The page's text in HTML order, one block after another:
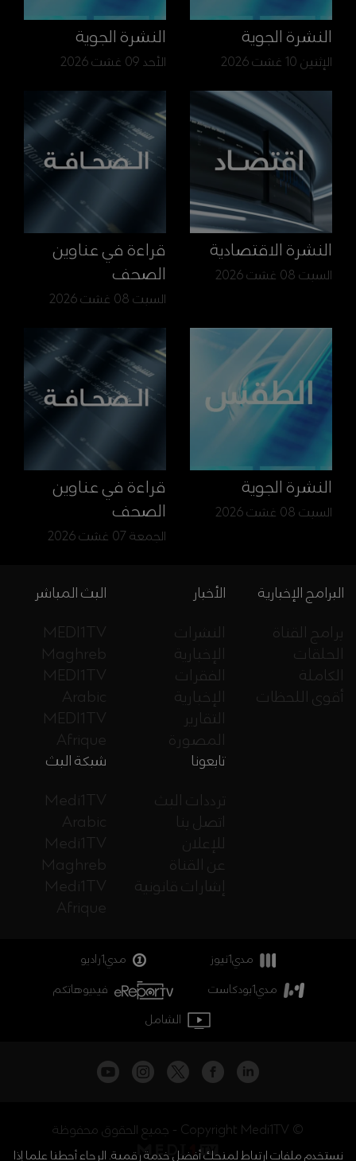
النشرة الجوية
الإثنين 10 غشت 2026
النشرة الجوية
الأحد 09 غشت 2026
النشرة الاقتصادية
السبت 08 غشت 2026
قراءة في عناوين
الصحف
السبت 08 غشت 2026
النشرة الجوية
السبت 08 غشت 2026
قراءة في عناوين
الصحف
الجمعة 07 غشت 2026
البث المباشر
MEDI1TV
Maghreb
MEDI1TV
Arabic
MEDI1TV
Afrique
الأخبار
النشرات
الإخبارية
الفقرات
الإخبارية
التقارير
المصورة
البرامج الإخبارية
برامج القناة
الحلقات
الكاملة
أقوى اللحظات
شبكة البث
Medi1TV
Arabic
Medi1TV
Maghreb
Medi1TV
Afrique
تابعونا
ترددات البث
اتصل بنا
للإعلان
عن القناة
إشارات قانونية
مدي1نيوز
مدي1راديو
مدي1بودكاست
فيديوهاتكم
الشامل
جميع الحقوق محفوظة - Copyright Medi1TV ©
نستخدم ملفات ارتباط لمنحك أفضل خدمة رقمية. الرجاء أحطنا علما إذا